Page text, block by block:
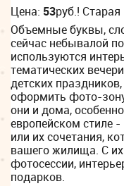
Цена: 53руб.! Старая
Объемные буквы,
сейчас небывалой
используются
тематических
детских
оформить фото-
они и дома,
европейском стиле
или их сочетания,
вашего жилища. С
фотосессии,
подарков.